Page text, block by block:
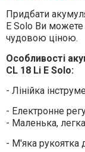
Придбати
E Solo Ви можете
чудовою ціною.
Особливості
CL 18 Li E Solo:
- Лінійка
- Електронне
- Маленька,
- М'яка рукоятка